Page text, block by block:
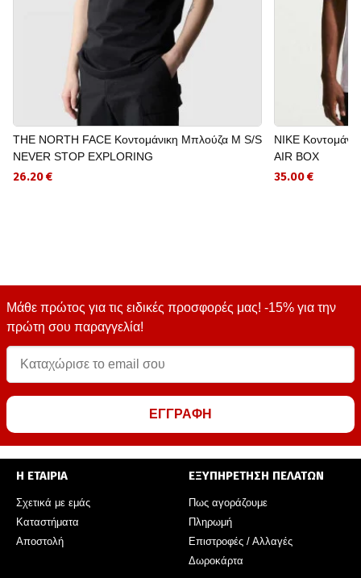
THE NORTH FACE Κοντομάνικη Μπλούζα M S/S
NEVER STOP EXPLORING
26.20 €
NIKE
AIR BOX
35.00 €
Μάθε πρώτος για τις ειδικές προσφορές μας! -15% για την
πρώτη σου παραγγελία!
ΕΓΓΡΑΦΗ
Η ΕΤΑΙΡΙΑ
Σχετικά με εμάς
Καταστήματα
Αποστολή
ΕΞΥΠΗΡΕΤΗΣΗ ΠΕΛΑΤΩΝ
Πως αγοράζουμε
Πληρωμή
Επιστροφές / Αλλαγές
Δωροκάρτα